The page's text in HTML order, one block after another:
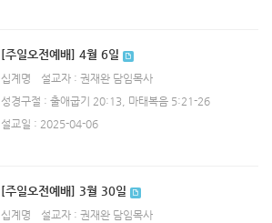
[주일오전예배] 4월 6일
십계명
설교자 : 권재완 담임목사
성경구절 : 출애굽기 20:13, 마태복음 5:21-26
설교일 : 2025-04-06
[주일오전예배] 3월 30일
십계명
설교자 : 권재완 담임목사